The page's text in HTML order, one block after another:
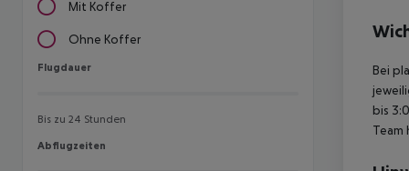
Mit Koffer
Ohne Koffer
Flugdauer
Flugdauer
Bis zu 24 Stunden
Abflugzeiten
Abflugzeiten
Bei
bis
Team